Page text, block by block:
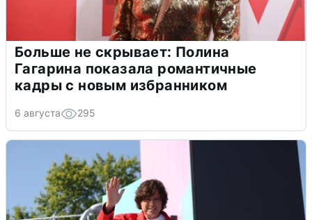
Больше не скрывает: Полина
Гагарина показала романтичные
кадры с новым избранником
6 августа 295